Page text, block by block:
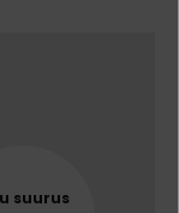
suurus